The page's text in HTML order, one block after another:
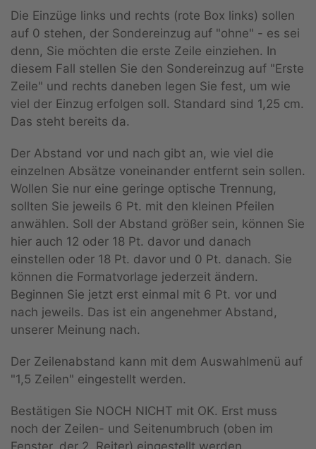
Die Einzüge links und rechts (rote Box links) sollen
auf 0 stehen, der Sondereinzug auf "ohne" - es sei
denn, Sie möchten die erste Zeile einziehen. In
diesem Fall stellen Sie den Sondereinzug auf "Erste
Zeile" und rechts daneben legen Sie fest, um wie
viel der Einzug erfolgen soll. Standard sind 1,25 cm.
Das steht bereits da.
Der Abstand vor und nach gibt an, wie viel die
einzelnen Absätze voneinander entfernt sein sollen.
Wollen Sie nur eine geringe optische Trennung,
sollten Sie jeweils 6 Pt. mit den kleinen Pfeilen
anwählen. Soll der Abstand größer sein, können Sie
hier auch 12 oder 18 Pt. davor und danach
einstellen oder 18 Pt. davor und 0 Pt. danach. Sie
können die Formatvorlage jederzeit ändern.
Beginnen Sie jetzt erst einmal mit 6 Pt. vor und
nach jeweils. Das ist ein angenehmer Abstand,
unserer Meinung nach.
Der Zeilenabstand kann mit dem Auswahlmenü auf
"1,5 Zeilen" eingestellt werden.
Bestätigen Sie NOCH NICHT mit OK. Erst muss
noch der Zeilen- und Seitenumbruch (oben im
Fenster, der 2. Reiter) eingestellt werden.